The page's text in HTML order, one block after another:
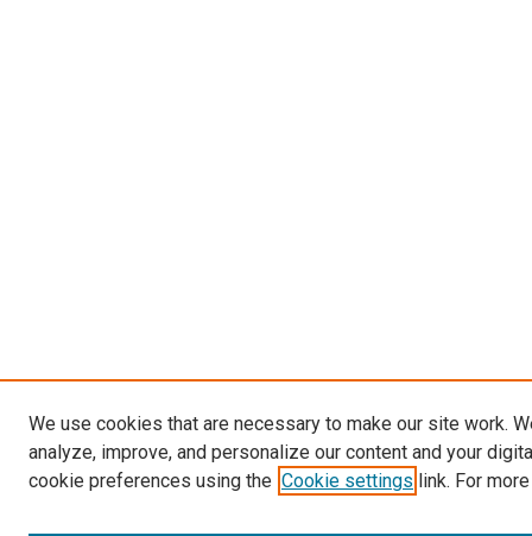
We use cookies that are necessary to make our site work.
analyze, improve, and personalize our content and your
cookie preferences using the Cookie settings link. For